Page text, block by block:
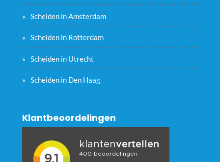
Scheiden in Amsterdam
Scheiden in Rotterdam
Scheiden in Utrecht
Scheiden in Den Haag
Klantbeoordelingen